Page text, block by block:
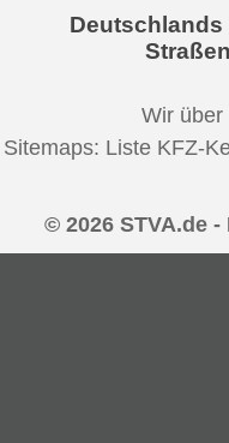
Wir über
Sitemaps: Liste KFZ-
© 2026 STVA.de